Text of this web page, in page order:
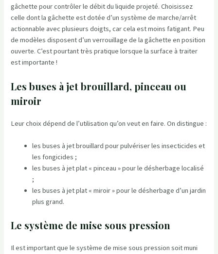
gâchette pour contrôler le débit du liquide projeté. Choisissez
celle dont la gâchette est dotée d’un système de marche/arrêt
actionnable avec plusieurs doigts, car cela est moins fatigant. Peu
de modèles disposent d’un verrouillage de la gâchette en position
ouverte. C’est pourtant très pratique lorsque la surface à traiter
est importante !
Les buses à jet brouillard, pinceau ou
miroir
Leur choix dépend de l’utilisation qu’on veut en faire. On distingue :
les buses à jet brouillard pour pulvériser les insecticides et
les fongicides ;
les buses à jet plat « pinceau » pour le désherbage localisé
;
les buses à jet plat « miroir » pour le désherbage d’un jardin
plus grand.
Le système de mise sous pression
Il est important que le système de mise sous pression soit muni